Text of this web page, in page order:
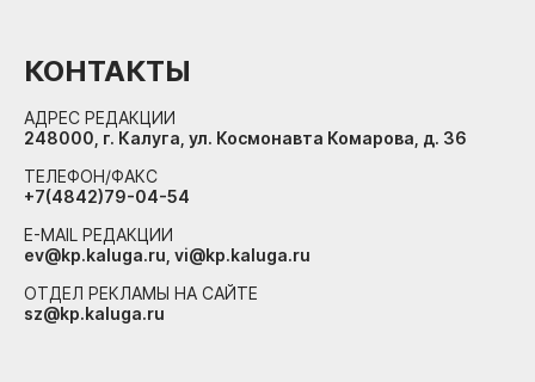
КОНТАКТЫ
АДРЕС РЕДАКЦИИ
248000, г. Калуга, ул. Космонавта Комарова, д. 36
ТЕЛЕФОН/ФАКС
+7(4842)79-04-54
E-MAIL РЕДАКЦИИ
ev@kp.kaluga.ru, vi@kp.kaluga.ru
ОТДЕЛ РЕКЛАМЫ НА САЙТЕ
sz@kp.kaluga.ru